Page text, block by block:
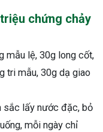
chứng chảy
mẫu lệ, 30g long cốt,
tri mẫu, 30g dạ giao
sắc lấy nước đặc, bỏ
mỗi ngày chỉ